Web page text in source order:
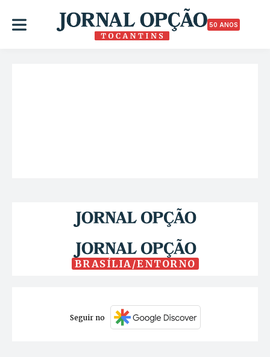
50 ANOS
BRASÍLIA/ENTORNO
Seguir no